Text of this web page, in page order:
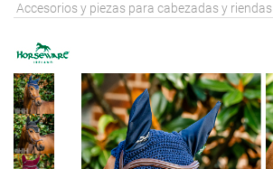
Accesorios y piezas para cabezadas y riendas